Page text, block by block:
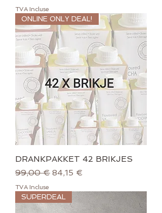
TVA Incluse
ONLINE ONLY DEAL!
DRANKPAKKET 42 BRIKJES
Prix original
99,00 € Prix promotionnel
84,15 €
TVA Incluse
SUPERDEAL